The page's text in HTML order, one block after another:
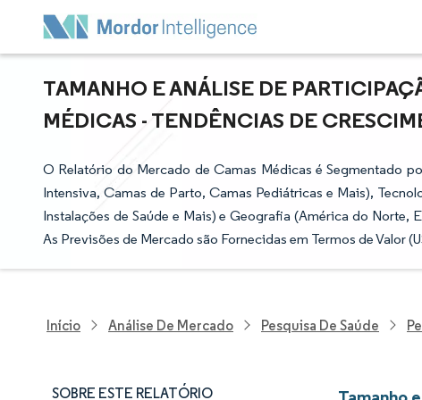
TAMANHO E ANÁLISE DE
MÉDICAS - TENDÊNCIAS DE
O Relatório do Mercado de Camas Médicas é Segmentado
Intensiva, Camas de Parto, Camas Pediátricas e Mais),
Instalações de Saúde e Mais) e Geografia (América do
As Previsões de Mercado são Fornecidas em Termos de Valor
Início Análise De Mercado Pesquisa De Saúde
SOBRE ESTE RELATÓRIO